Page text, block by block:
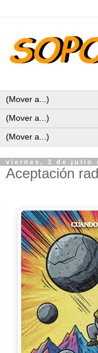
viernes, 3 de julio
Aceptación